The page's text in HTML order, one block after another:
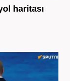
haritası